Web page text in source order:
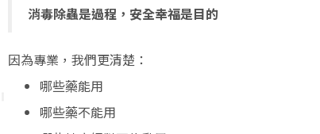
消毒除蟲是過程，安全幸福是目的
因為專業，我們更清楚：
哪些藥能用
哪些藥不能用